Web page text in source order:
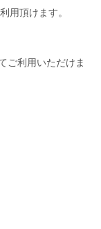
用頂けます。
ご利用いただけま